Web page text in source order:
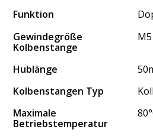
Funktion
Gewindegröße
Kolbenstange
M5
Hublänge
Kolbenstangen Typ
Maximale
Betriebstemperatur